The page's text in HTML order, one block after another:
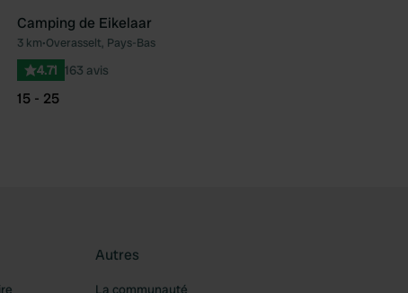
Camping de Eikelaar
3 km•Overasselt, Pays-Bas
4.71 163 avis
15 - 25
Autres
La communauté